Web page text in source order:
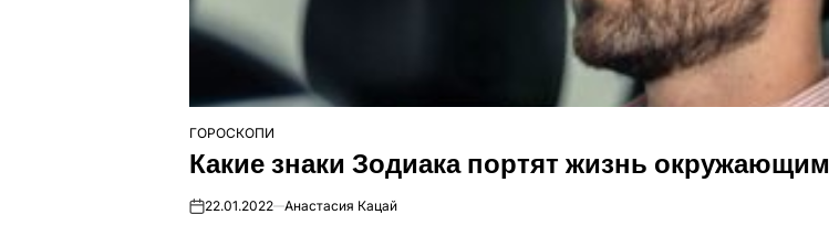
ОПУБЛІКУВАТИ
У
ГОРОСКОПИ
Какие знаки Зодиака портят жизнь окружающим
on22.01.2022 Анастасия Кацай